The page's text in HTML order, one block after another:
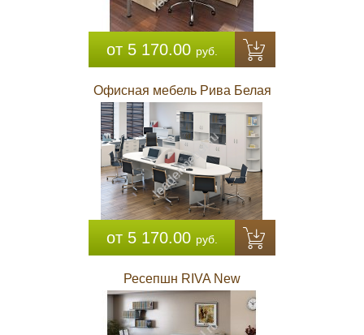
от 5 170.00 руб.
Офисная мебель Рива Белая
от 5 170.00 руб.
Ресепшн RIVA New